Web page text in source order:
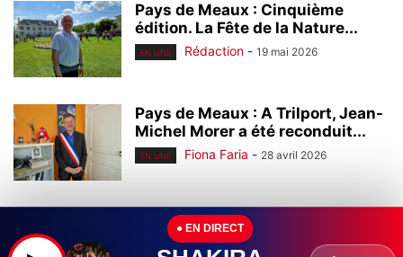
Pays de Meaux : Cinquième
édition. La Fête de la Nature...
EN UNE Rédaction - 19 mai 2026
Pays de Meaux : A Trilport, Jean-
Michel Morer a été reconduit...
EN UNE Fiona Faria - 28 avril 2026
Seine-et-Marne : Ile-de-France
Mobilités a dévoilé la première
rame rénovée autorail...
● EN DIRECT